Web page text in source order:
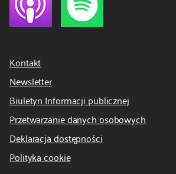
Kontakt
Newsletter
Biuletyn Informacji publicznej
Przetwarzanie danych osobowych
Deklaracja dostępności
Polityka cookie